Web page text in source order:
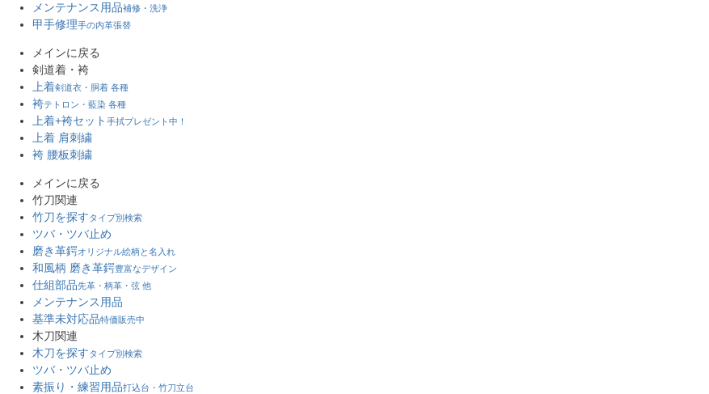
メンテナンス用品補修・洗浄
甲手修理手の内革張替
メインに戻る
剣道着・袴
上着剣道衣・胴着 各種
袴テトロン・藍染 各種
上着+袴セット 手拭プレゼント中！
上着 肩刺繍
袴 腰板刺繍
メインに戻る
竹刀関連
竹刀を探すタイプ別検索
ツバ・ツバ止め
磨き革鍔オリジナル絵柄と名入れ
和風柄 磨き革鍔豊富なデザイン
仕組部品先革・柄革・弦 他
メンテナンス用品
基準未対応品特価販売中
木刀関連
木刀を探すタイプ別検索
ツバ・ツバ止め
素振り・練習用品打込台・竹刀立台